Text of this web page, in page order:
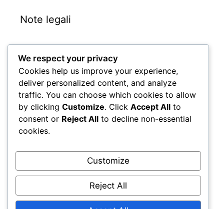
Note legali
Informativa sulla privacy
Politica sui cookie
Contattaci
Informazioni
Accordo con l’utente
Search
We respect your privacy
Cookies help us improve your experience,
deliver personalized content, and analyze
traffic. You can choose which cookies to allow
by clicking Customize. Click Accept All to
consent or Reject All to decline non-essential
cookies.
Customize
Reject All